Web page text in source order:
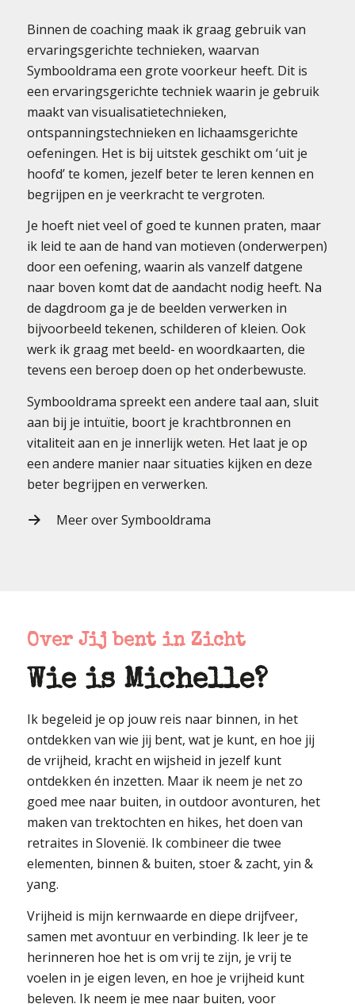
Binnen de coaching maak ik graag gebruik van
ervaringsgerichte technieken, waarvan
Symbooldrama een grote voorkeur heeft. Dit is
een ervaringsgerichte techniek waarin je gebruik
maakt van visualisatietechnieken,
ontspanningstechnieken en lichaamsgerichte
oefeningen. Het is bij uitstek geschikt om ‘uit je
hoofd’ te komen, jezelf beter te leren kennen en
begrijpen en je veerkracht te vergroten.
Je hoeft niet veel of goed te kunnen praten, maar
ik leid te aan de hand van motieven (onderwerpen)
door een oefening, waarin als vanzelf datgene
naar boven komt dat de aandacht nodig heeft. Na
de dagdroom ga je de beelden verwerken in
bijvoorbeeld tekenen, schilderen of kleien. Ook
werk ik graag met beeld- en woordkaarten, die
tevens een beroep doen op het onderbewuste.
Symbooldrama spreekt een andere taal aan, sluit
aan bij je intuïtie, boort je krachtbronnen en
vitaliteit aan en je innerlijk weten. Het laat je op
een andere manier naar situaties kijken en deze
beter begrijpen en verwerken.
Meer over Symbooldrama
Over Jij bent in Zicht
Wie is Michelle?
Ik begeleid je op jouw reis naar binnen, in het
ontdekken van wie jij bent, wat je kunt, en hoe jij
de vrijheid, kracht en wijsheid in jezelf kunt
ontdekken én inzetten. Maar ik neem je net zo
goed mee naar buiten, in outdoor avonturen, het
maken van trektochten en hikes, het doen van
retraites in Slovenië. Ik combineer die twee
elementen, binnen & buiten, stoer & zacht, yin &
yang.
Vrijheid is mijn kernwaarde en diepe drijfveer,
samen met avontuur en verbinding. Ik leer je te
herinneren hoe het is om vrij te zijn, je vrij te
voelen in je eigen leven, en hoe je vrijheid kunt
beleven. Ik neem je mee naar buiten, voor